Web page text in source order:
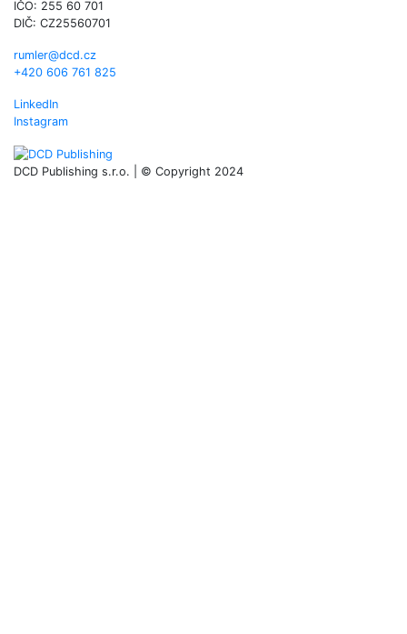
IČO: 255 60 701
DIČ: CZ25560701
rumler@dcd.cz
+420 606 761 825
LinkedIn
Instagram
DCD Publishing s.r.o. | © Copyright 2024